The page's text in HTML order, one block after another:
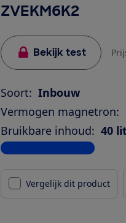
ZVEKM6K2
Bekijk test
Soort: Inbouw
Vermogen magnetron:
Bruikbare inhoud: 40
Bekijk alle specificaties
Vergelijk dit product